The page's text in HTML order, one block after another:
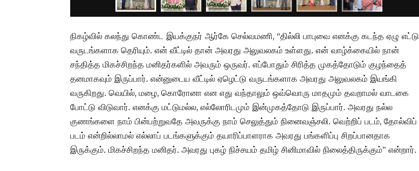
நிகழ்வில் கலந்து கொண்ட இயக்குநர் ஆர்கே செல்வமணி, “தில்லி பாபுவை எனக்கு கடந்த ஏழு எட்டு
வருடங்களாக தெரியும். என் வீட்டில் தான் அவரது அலுவலகம் உள்ளது. என் வாழ்க்கையில் நான்
சந்தித்த மிகச்சிறந்த மனிதர்களில் அவரும் ஒருவர். எப்போதும் சிரித்த முகத்தோடும் குழந்தைத்
தனமாகவும் இருப்பார். என்னுடைய வீட்டில் ஏழெட்டு வருடங்களாக அவரது அலுவலகம் இயங்கி
வருகிறது. வெயில், மழை, கொரோனா என எது வந்தாலும் ஒவ்வொரு மாதமும் தவறாமல் வாடகை
போட்டு விடுவார். எனக்கு மட்டுமல்ல, எல்லோரிடமும் இன்முகத்தோடு இருப்பார். அவரது நல்ல
குணங்களை நாம் பின்பற்றுவதே அவருக்கு நாம் செலுத்தும் நினைவஞ்சலி. வெற்றிப் படம், தோல்விப்
படம் என்றில்லாமல் எல்லாப் படங்களுக்கும் தயாரிப்பாளராக அவரது பங்களிப்பு சிறப்பானதாக
இருக்கும். மிகச்சிறந்த மனிதர். அவரது புகழ் நிச்சயம் தமிழ் சினிமாவில் நிலைத்திருக்கும்” என்றார்.